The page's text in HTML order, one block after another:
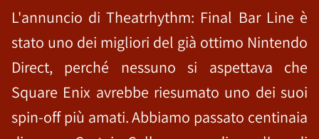
L'annuncio di Theatrhythm: Final Bar Line è
stato uno dei migliori del già ottimo Nintendo
Direct, perché nessuno si aspettava che
Square Enix avrebbe riesumato uno dei suoi
spin-off più amati. Abbiamo passato centinaia